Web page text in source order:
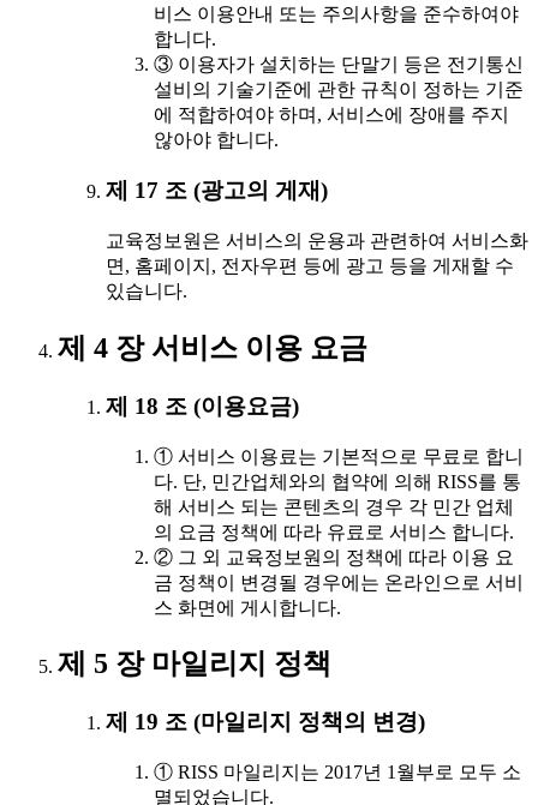
비스 이용안내 또는 주의사항을 준수하여야
합니다.
③ 이용자가 설치하는 단말기 등은 전기통신
설비의 기술기준에 관한 규칙이 정하는 기준
에 적합하여야 하며, 서비스에 장애를 주지
않아야 합니다.
제 17 조 (광고의 게재)
교육정보원은 서비스의 운용과 관련하여 서비스화
면, 홈페이지, 전자우편 등에 광고 등을 게재할 수
있습니다.
제 4 장 서비스 이용 요금
제 18 조 (이용요금)
① 서비스 이용료는 기본적으로 무료로 합니
다. 단, 민간업체와의 협약에 의해 RISS를 통
해 서비스 되는 콘텐츠의 경우 각 민간 업체
의 요금 정책에 따라 유료로 서비스 합니다.
② 그 외 교육정보원의 정책에 따라 이용 요
금 정책이 변경될 경우에는 온라인으로 서비
스 화면에 게시합니다.
제 5 장 마일리지 정책
제 19 조 (마일리지 정책의 변경)
① RISS 마일리지는 2017년 1월부로 모두 소
멸되었습니다.